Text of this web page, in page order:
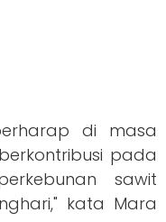
di masa
pada
sawit
kata Mara